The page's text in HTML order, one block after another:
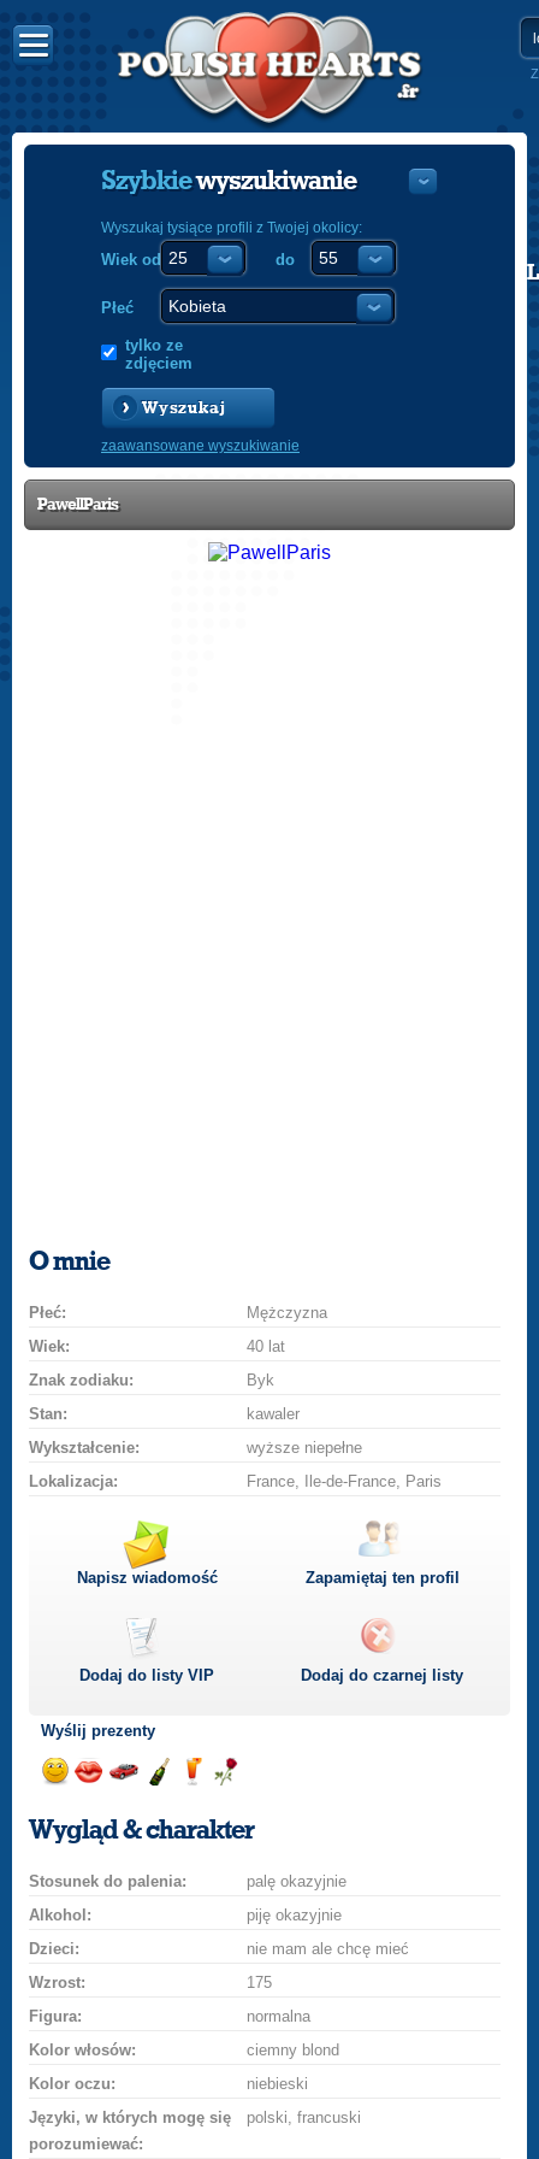
POLISH
Szybkiewyszukiwanie
Wyszukaj tysiące profili z Twojej okolicy:
Wiek od do
Płeć
tylko ze
zdjęciem
Wyszukaj
zaawansowane wyszukiwanie
PawellParis
O mnie
Płeć:
Mężczyzna
Wiek:
40 lat
Znak zodiaku:
Byk
Stan:
kawaler
Wykształcenie:
wyższe niepełne
Lokalizacja:
France, Ile-de-France, Paris
Napisz wiadomość Zapamiętaj ten profil
Dodaj do listyVIP Dodaj do czarnej listy
Wyślij prezenty
uśmiech
buziakasamochodem
szampana
drinka
różę
Wygląd & charakter
Stosunek do palenia:
palę okazyjnie
Alkohol:
piję okazyjnie
Dzieci:
nie mam ale chcę mieć
Wzrost:
175
Figura:
normalna
Kolor włosów:
ciemny blond
Kolor oczu:
niebieski
Języki, w których mogę się
porozumiewać:
polski, francuski